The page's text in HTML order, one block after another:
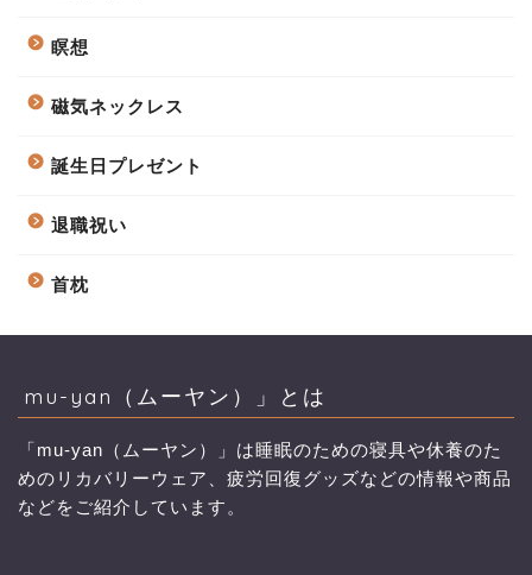
瞑想
磁気ネックレス
誕生日プレゼント
退職祝い
首枕
mu-yan（ムーヤン）」とは
「mu-yan（ムーヤン）」は睡眠のための寝具や休養のた
めのリカバリーウェア、疲労回復グッズなどの情報や商品
などをご紹介しています。